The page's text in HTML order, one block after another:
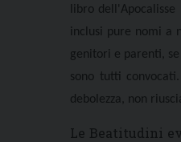
libro
inclusi pure nomi a
genitori e parenti,
sono tutti
debolezza, non
Le Beatitudini